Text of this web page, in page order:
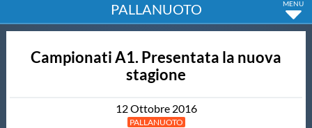
Tuffi
PALLANUOTO
Campionati A1. Presentata la nuova
stagione
12Ottobre 2016
PALLANUOTO